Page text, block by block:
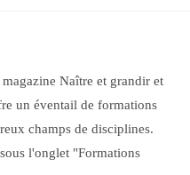
Naître et grandir et
un éventail de formations
champs de disciplines.
l'onglet "Formations